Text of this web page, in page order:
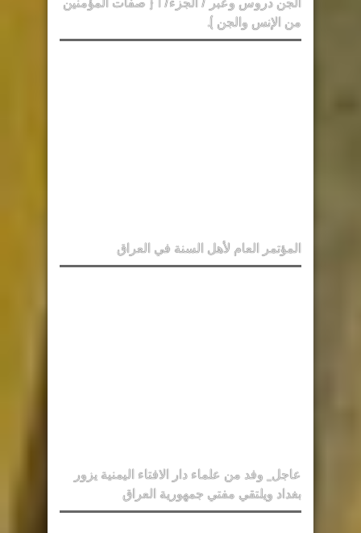
من الإنس والجن ).
المؤتمر العام لأهل السنة في العراق
عاجل_ وفد من علماء دار الافتاء اليمنية يزور
بغداد ويلتقي مفتي جمهورية العراق